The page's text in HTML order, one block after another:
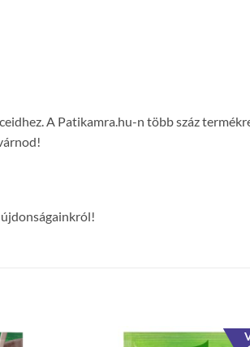
A Patikamra.hu-n több száz